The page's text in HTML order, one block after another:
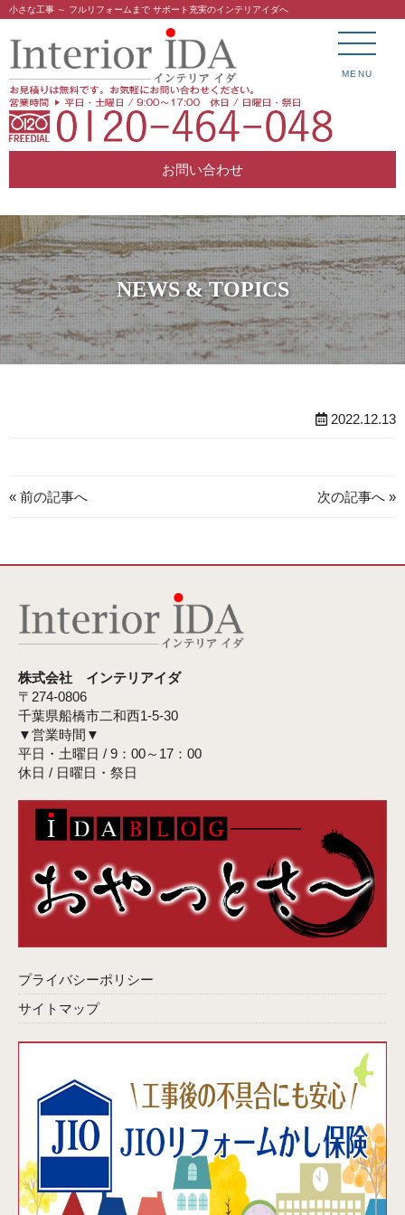
小さな工事 ～ フルリフォームまで サポート充実のインテリアイダへ
お問い合わせ
MENU
NEWS & TOPICS
2022.12.13
« 前の記事へ 次の記事へ »
株式会社 インテリアイダ
〒274-0806
千葉県船橋市二和西1-5-30
▼営業時間▼
平日・土曜日 / 9：00～17：00
休日 / 日曜日・祭日
プライバシーポリシー
サイトマップ